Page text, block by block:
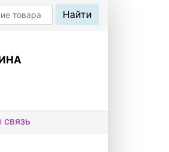
связь